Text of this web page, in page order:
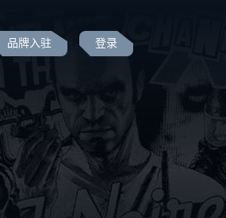
品牌入驻 登录